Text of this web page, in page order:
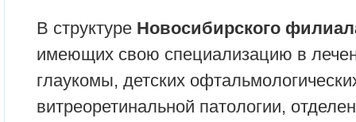
В структуре Новосибирского
имеющих свою специализацию в
глаукомы, детских
витреоретинальной патологии,